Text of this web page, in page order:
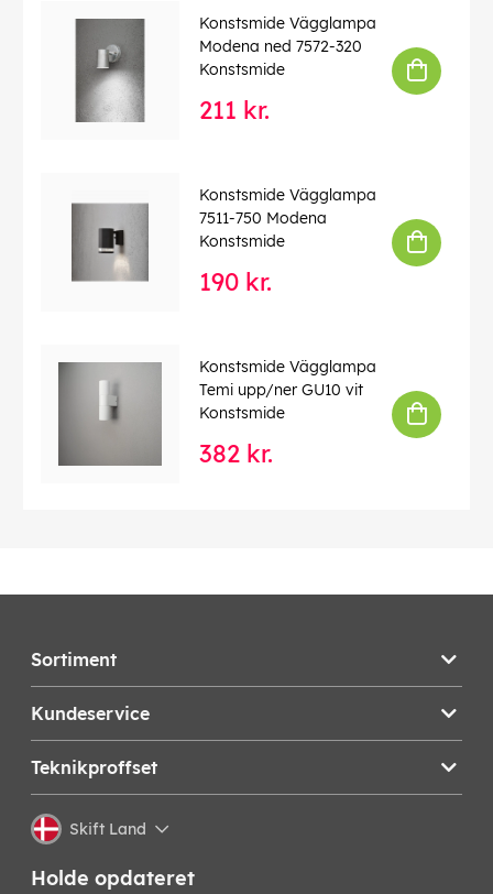
Import material:
Stål
7318307571325
Konstsmide Vägglampa
Modena ned 7572-320
Konstsmide
211 kr.
Konstsmide Vägglampa
7511-750 Modena
Konstsmide
190 kr.
Konstsmide Vägglampa
Temi upp/ner GU10 vit
Konstsmide
382 kr.
Sortiment
Kundeservice
Teknikproffset
Skift Land
Holde opdateret